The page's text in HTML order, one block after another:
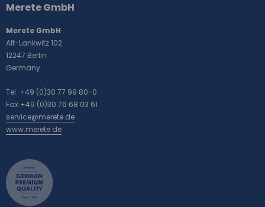
Merete GmbH
Merete GmbH
Alt-Lankwitz 102
12247 Berlin
Germany
Tel. +49 (0)30 77 99 80-0
Fax +49 (0)30 76 68 03 61
service@merete.de
www.merete.de